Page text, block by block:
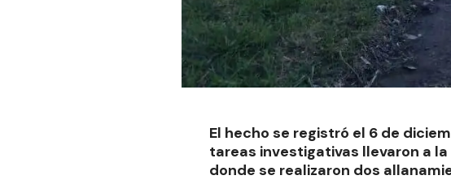
El hecho se registró el 6 de
tareas investigativas llevaron a
donde se realizaron dos